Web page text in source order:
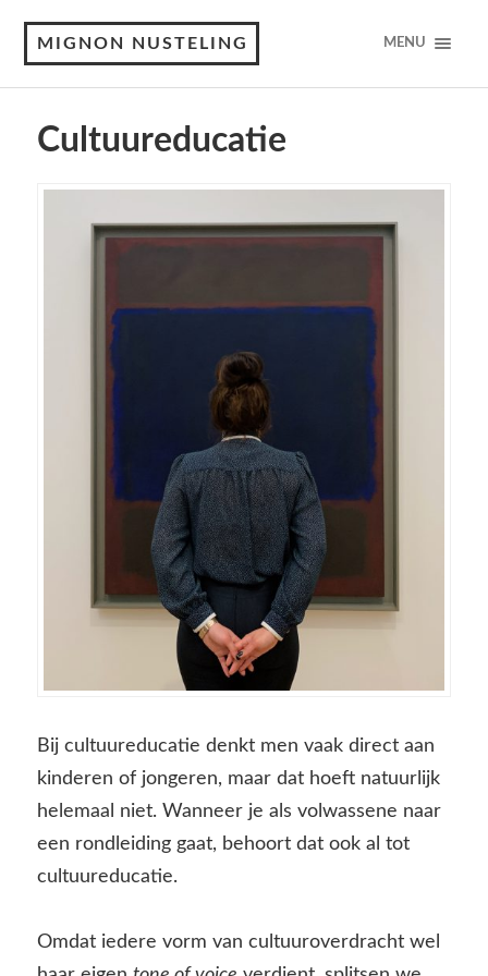
MIGNON NUSTELING MENU
Cultuureducatie
Bij cultuureducatie denkt men vaak direct aan
kinderen of jongeren, maar dat hoeft natuurlijk
helemaal niet. Wanneer je als volwassene naar
een rondleiding gaat, behoort dat ook al tot
cultuureducatie.
Omdat iedere vorm van cultuuroverdracht wel